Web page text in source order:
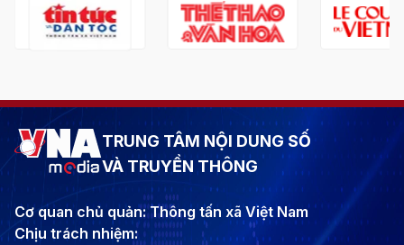
TRUNG TÂM NỘI DUNG SỐ
VÀ TRUYỀN THÔNG
Cơ quan chủ quản: Thông tấn xã Việt Nam
Chịu trách nhiệm: